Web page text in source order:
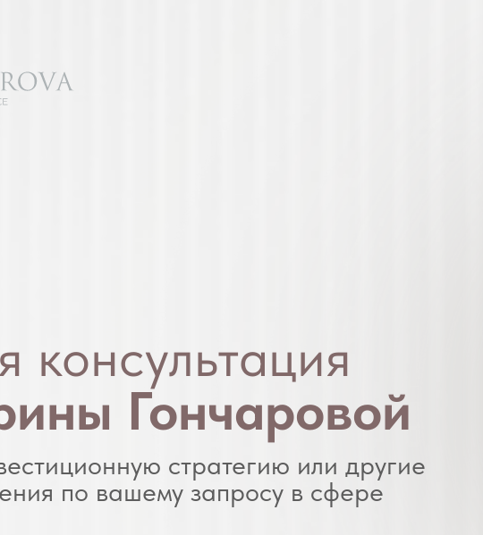
стратегию или другие
по вашему запросу в сфере
консультация
Гончаровой